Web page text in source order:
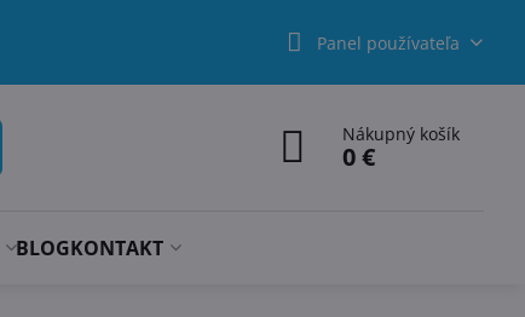
Panel používateľa
Nákupný košík
0 €
BLOGKONTAKT